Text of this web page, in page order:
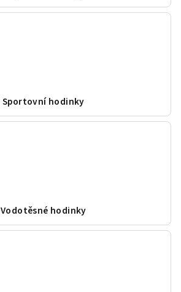
Sportovní hodinky
Vodotěsné hodinky